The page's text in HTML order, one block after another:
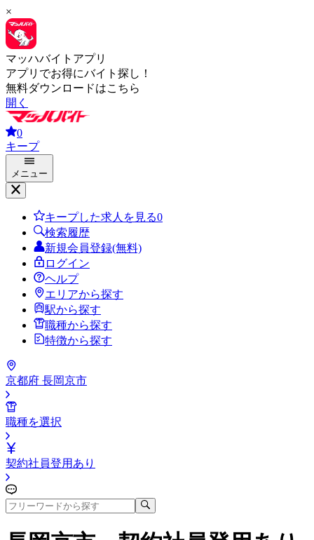
×
マッハバイトアプリ
アプリでお得にバイト探し！
無料ダウンロードはこちら
開く
0
キープ
メニュー
キープした求人を見る0
検索履歴
新規会員登録(無料)
ログイン
ヘルプ
エリアから探す
駅から探す
職種から探す
特徴から探す
京都府 長岡京市
職種を選択
契約社員登用あり